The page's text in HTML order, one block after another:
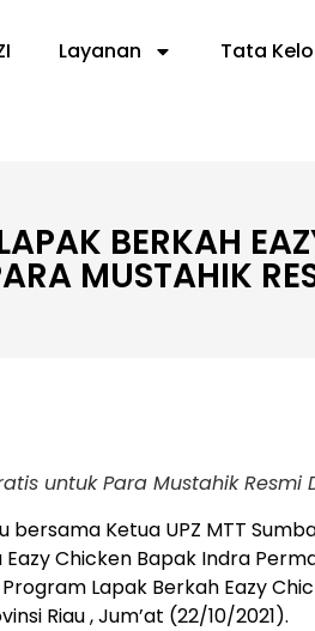
Layanan Tata
BERKAH
MUSTAHIK
untuk Para Mustahik Resmi
bersama Ketua UPZ MTT
Chicken Bapak Indra
Lapak Berkah Eazy
Riau , Jum’at (22/10/2021).